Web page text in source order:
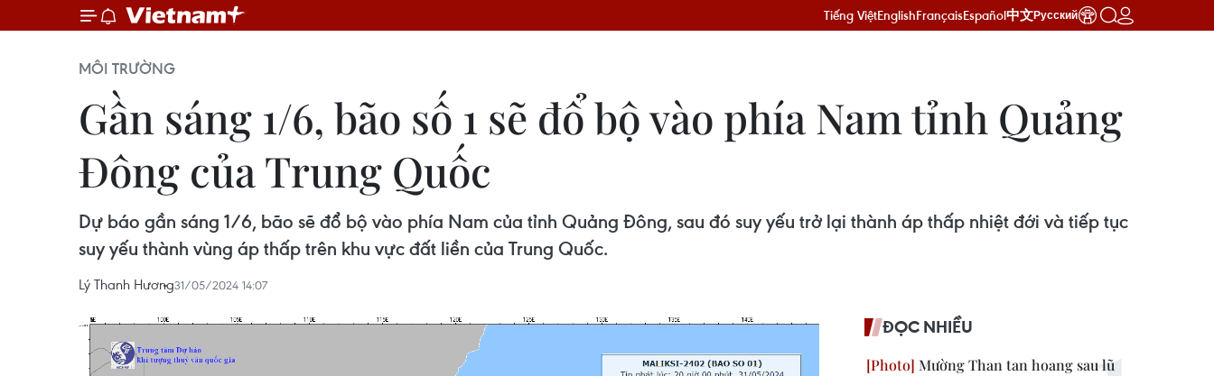
Tiếng ViệtEnglishFrançaisEspañol中文Русский
MÔI TRƯỜNG
Gần sáng 1/6, bão số 1 sẽ đổ bộ vào phía Nam tỉnh Quảng
Đông của Trung Quốc
Dự báo gần sáng 1/6, bão sẽ đổ bộ vào phía Nam của tỉnh Quảng Đông, sau đó suy yếu trở lại thành áp thấp nhiệt đới và tiếp tục
suy yếu thành vùng áp thấp trên khu vực đất liền của Trung Quốc.
Lý Thanh Hương31/05/2024 14:07
ĐỌC NHIỀU
Mường Than tan hoang sau lũ